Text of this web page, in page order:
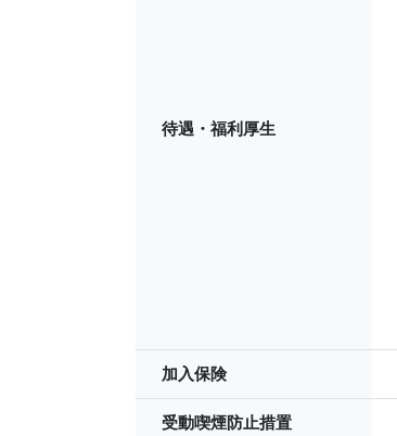
待遇・福利厚生
加入保険
受動喫煙防止措置